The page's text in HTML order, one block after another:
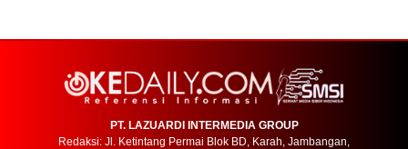
PT. LAZUARDI INTERMEDIA GROUP
Redaksi: Jl. Ketintang Permai Blok BD, Karah, Jambangan,